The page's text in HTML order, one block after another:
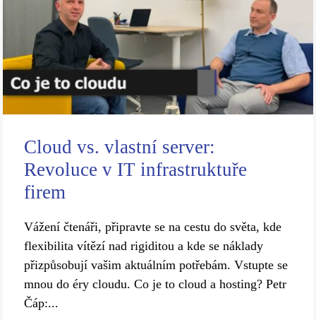
Cloud vs. vlastní server:
Revoluce v IT infrastruktuře
firem
Vážení čtenáři, připravte se na cestu do světa, kde
flexibilita vítězí nad rigiditou a kde se náklady
přizpůsobují vašim aktuálním potřebám. Vstupte se
mnou do éry cloudu. Co je to cloud a hosting? Petr
Čáp:...